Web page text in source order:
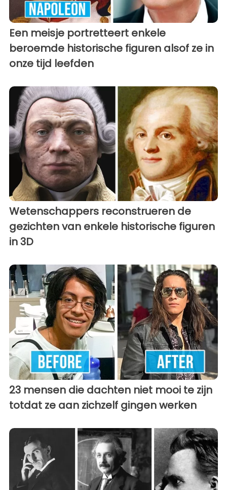
Een meisje portretteert enkele
beroemde historische figuren alsof ze in
onze tijd leefden
Wetenschappers reconstrueren de
gezichten van enkele historische figuren
in 3D
23 mensen die dachten niet mooi te zijn
totdat ze aan zichzelf gingen werken